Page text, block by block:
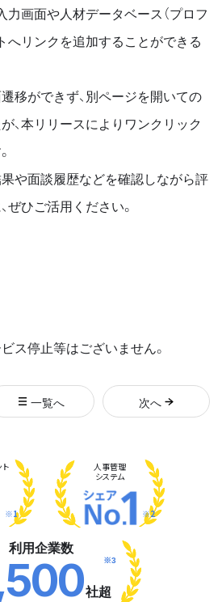
力画面や人材データベース（プロフ
へリンクを追加することができる
移ができず、別ページを開いての
、本リリースによりワンクリック
や面談履歴などを確認しながら評
ぜひご活用ください。
ス停止等はございません。
一覧へ 次へ
※1
人事管理
システム
※2
利用企業数
社超
※3